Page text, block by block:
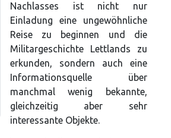
Nachlasses ist nicht nur
Einladung eine ungewöhnliche
Reise zu beginnen und die
Militargeschichte Lettlands zu
erkunden, sondern auch eine
Informationsquelle über
manchmal wenig bekannte,
gleichzeitig aber sehr
interessante Objekte.